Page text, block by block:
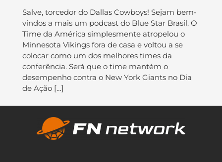
Salve, torcedor do Dallas Cowboys! Sejam bem-
vindos a mais um podcast do Blue Star Brasil. O
Time da América simplesmente atropelou o
Minnesota Vikings fora de casa e voltou a se
colocar como um dos melhores times da
conferência. Será que o time mantém o
desempenho contra o New York Giants no Dia
de Ação […]